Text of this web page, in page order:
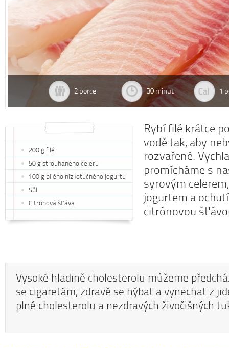
2 porce 30 minut 1
200 g filé
50 g strouhaného celeru
100 g bílého nízkotučného jogurtu
Sůl
Citrónová šťáva
Rybí filé krátce
vodě tak, aby
rozvařené.
promícháme s
syrovým
jogurtem a
citrónovou
Vysoké hladině cholesterolu můžeme
se cigaretám, zdravě se hýbat a vynechat z
plné cholesterolu a nezdravých živočišných